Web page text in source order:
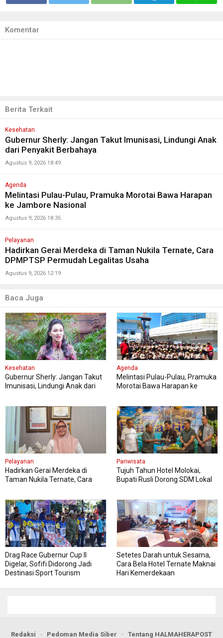
Komentar
Berita Terkait
Kesehatan
Gubernur Sherly: Jangan Takut Imunisasi, Lindungi Anak
dari Penyakit Berbahaya
Agustus 9, 2026 18:49
Agenda
Melintasi Pulau-Pulau, Pramuka Morotai Bawa Harapan
ke Jambore Nasional
Agustus 9, 2026 18:35
Pelayanan
Hadirkan Gerai Merdeka di Taman Nukila Ternate, Cara
DPMPTSP Permudah Legalitas Usaha
Agustus 9, 2026 12:19
Baca Juga
Kesehatan
Gubernur Sherly: Jangan Takut
Imunisasi, Lindungi Anak dari
Agenda
Melintasi Pulau-Pulau, Pramuka
Morotai Bawa Harapan ke
Pelayanan
Hadirkan Gerai Merdeka di
Taman Nukila Ternate, Cara
Pariwisata
Tujuh Tahun Hotel Molokai,
Bupati Rusli Dorong SDM Lokal
Drag Race Gubernur Cup II
Digelar, Sofifi Didorong Jadi
Destinasi Sport Tourism
Setetes Darah untuk Sesama,
Cara Bela Hotel Ternate Maknai
Hari Kemerdekaan
Redaksi Pedoman Media Siber Tentang HALMAHERAPOST